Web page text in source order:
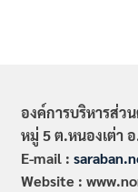
องค์การบริหารส่ว
หมู่ 5 ต.หนองเต่า
E-mail :
Website :